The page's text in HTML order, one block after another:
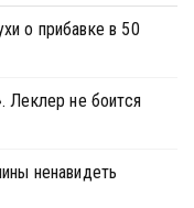
о прибавке в 50
Леклер не боится
ненавидеть